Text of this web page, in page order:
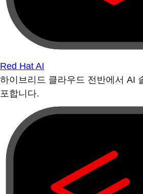
Red Hat AI
하이브리드 클라우드 전반에서 AI
포합니다.